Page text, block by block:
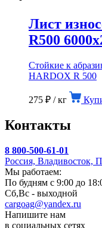
Лист
R500
Стойкие к
HARDOX R 500
275 ₽ / кг
Контакты
8 800-500-61-01
Россия, Владивосток,
Мы работаем:
По будням с 9:00 до
Сб,Вс - выходной
cargoag@yandex.ru
Напишите нам
в социальных сетях